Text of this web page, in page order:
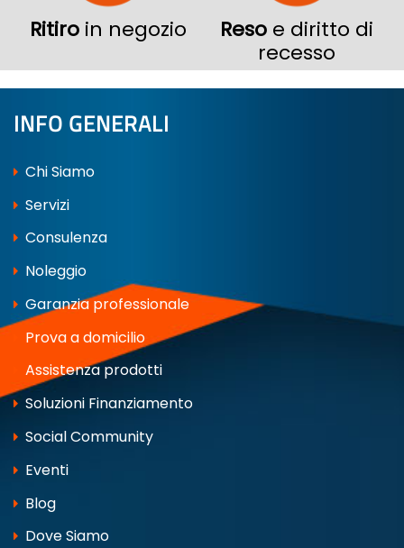
Ritiro in negozio Resoe diritto di
recesso
INFO GENERALI
Chi Siamo
Servizi
Consulenza
Noleggio
Garanzia professionale
Prova a domicilio
Assistenza prodotti
Soluzioni Finanziamento
Social Community
Eventi
Blog
Dove Siamo